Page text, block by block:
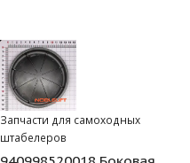
Запчасти для самоходных
штабелеров